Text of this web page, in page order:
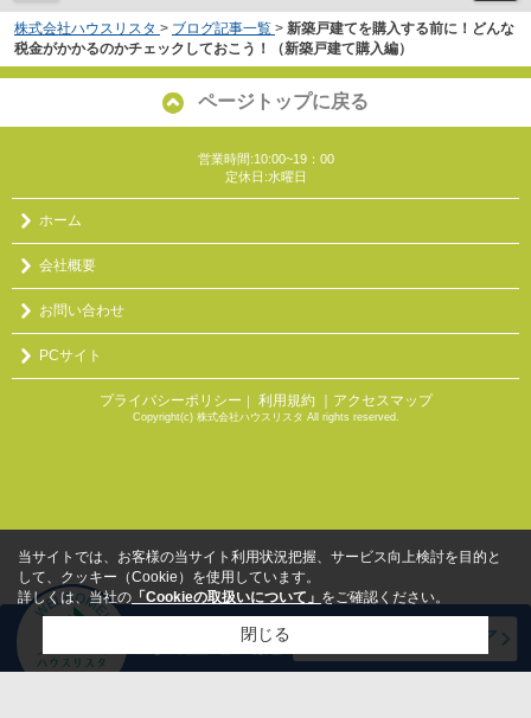
株式会社ハウスリスタ > ブログ記事一覧 > 新築戸建てを購入する前に！どんな
税金がかかるのかチェックしておこう！（新築戸建て購入編）
ページトップに戻る
営業時間:10:00~19：00
定休日:水曜日
ホーム
会社概要
お問い合わせ
PCサイト
プライバシーポリシー ｜ 利用規約 ｜アクセスマップ
Copyright(c) 株式会社ハウスリスタ All rights reserved.
当サイトでは、お客様の当サイト利用状況把握、サービス向上検討を目的と
して、クッキー（Cookie）を使用しています。
詳しくは、当社の 「Cookieの取扱いについて」 をご確認ください。
閉じる